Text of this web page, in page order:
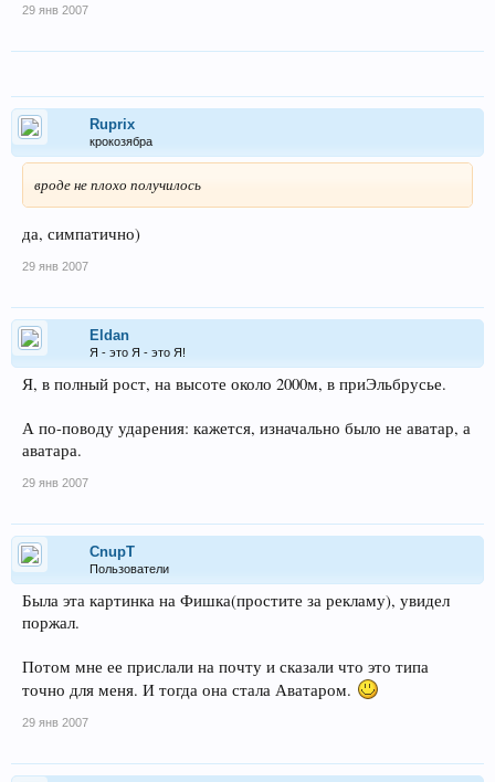
29 янв 2007
Ruprix
крокозябра
вроде не плохо получилось
да, симпатично)
29 янв 2007
Eldan
Я - это Я - это Я!
Я, в полный рост, на высоте около 2000м, в приЭльбрусье.
А по-поводу ударения: кажется, изначально было не аватар, а
аватара.
29 янв 2007
CnupT
Пользователи
Была эта картинка на Фишка(простите за рекламу), увидел
поржал.
Потом мне ее прислали на почту и сказали что это типа
точно для меня. И тогда она стала Аватаром.
29 янв 2007